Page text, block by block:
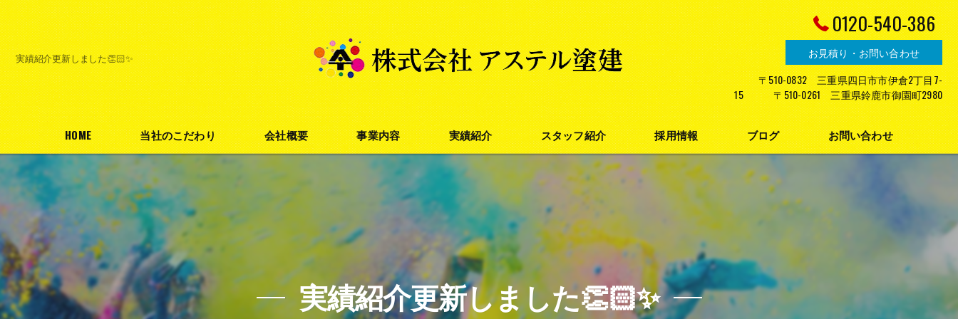
実績紹介更新しました👏🏻✨
0120-540-386
お見積り・お問い合わせ
〒510-0832 三重県四日市市伊倉2丁目7-
15 〒510-0261 三重県鈴鹿市御園町2980
HOME 当社のこだわり 会社概要 事業内容
外壁塗装
防水塗装
実績紹介 スタッフ紹介 採用情報 ブログ お問い合わせ
実績紹介更新しました👏🏻✨